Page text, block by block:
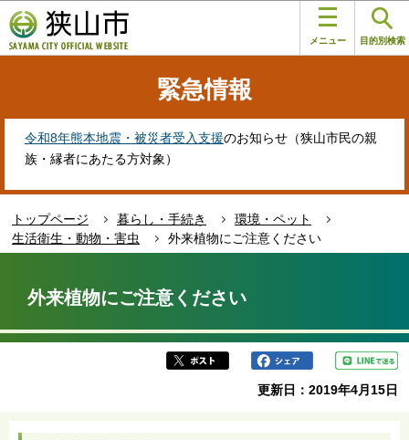
の
ペ
す
メニュー 目的別検索
緊急情報
令和8年熊本地震・被災者受入支援のお知らせ（狭山市民の親
族・縁者にあたる方対象）
トップページ 暮らし・手続き
環境・ペット
生活衛生・動物・害虫
外来植物にご注意ください
か
外来植物にご注意ください
更新日：2019年4月15日